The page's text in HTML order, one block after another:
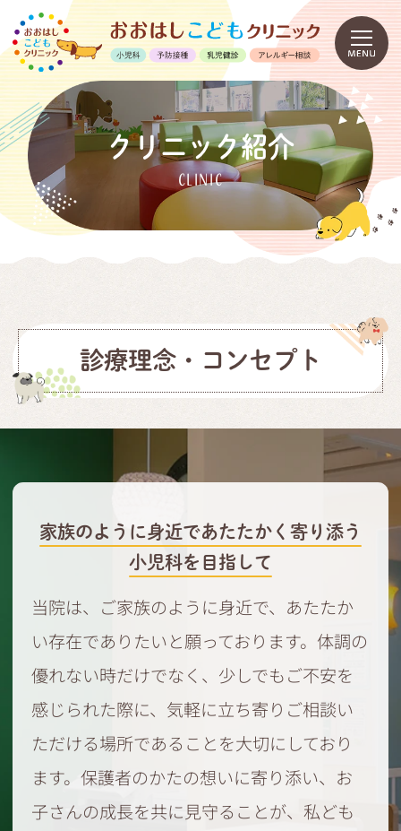
クリニック紹介
CLINIC
診療理念・コンセプト
家族のように身近であたたかく寄り添う
小児科を目指して
当院は、ご家族のように身近で、あたたか
い存在でありたいと願っております。体調の
優れない時だけでなく、少しでもご不安を
感じられた際に、気軽に立ち寄りご相談い
ただける場所であることを大切にしており
ます。保護者のかたの想いに寄り添い、お
子さんの成長を共に見守ることが、私ども